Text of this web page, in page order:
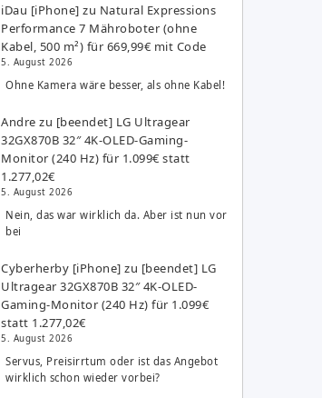
iDau [iPhone] zu Natural Expressions
Performance 7 Mähroboter (ohne
Kabel, 500 m²) für 669,99€ mit Code
5. August 2026
Ohne Kamera wäre besser, als ohne Kabel!
Andre zu [beendet] LG Ultragear
32GX870B 32″ 4K-OLED-Gaming-
Monitor (240 Hz) für 1.099€ statt
1.277,02€
5. August 2026
Nein, das war wirklich da. Aber ist nun vor
bei
Cyberherby [iPhone] zu [beendet] LG
Ultragear 32GX870B 32″ 4K-OLED-
Gaming-Monitor (240 Hz) für 1.099€
statt 1.277,02€
5. August 2026
Servus, Preisirrtum oder ist das Angebot
wirklich schon wieder vorbei?